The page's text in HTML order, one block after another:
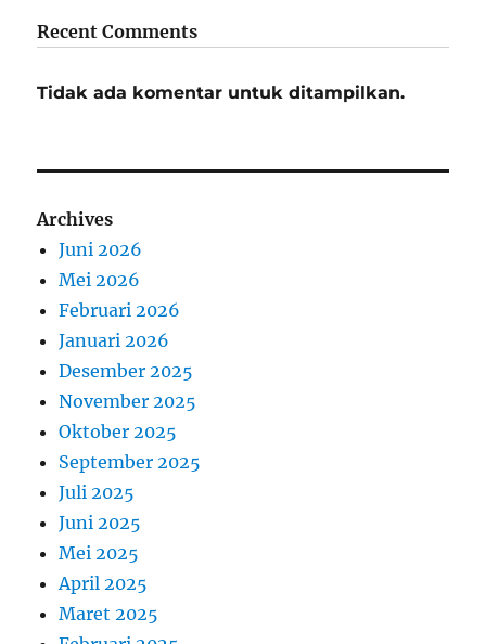
Recent Comments
Tidak ada komentar untuk ditampilkan.
Archives
Juni 2026
Mei 2026
Februari 2026
Januari 2026
Desember 2025
November 2025
Oktober 2025
September 2025
Juli 2025
Juni 2025
Mei 2025
April 2025
Maret 2025